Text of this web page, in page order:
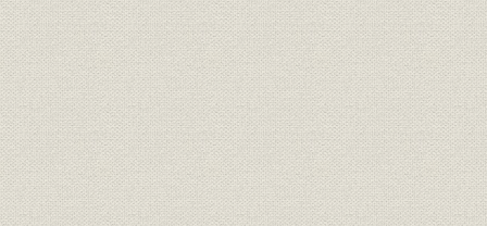
悪条件を克服して生産再開
経済混乱下の原料・資材調達
本社の復旧と特別経理会社の指定
医薬品配給統制下で続けた信頼の取引
海外事業所の引き揚げ